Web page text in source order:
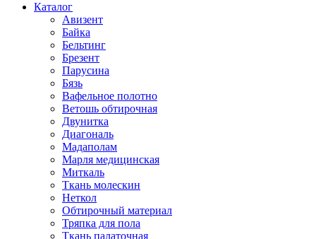
Каталог
Авизент
Байка
Бельтинг
Брезент
Парусина
Бязь
Вафельное полотно
Ветошь обтирочная
Двунитка
Диагональ
Мадаполам
Марля медицинская
Миткаль
Ткань молескин
Неткол
Обтирочный материал
Тряпка для пола
Ткань палаточная